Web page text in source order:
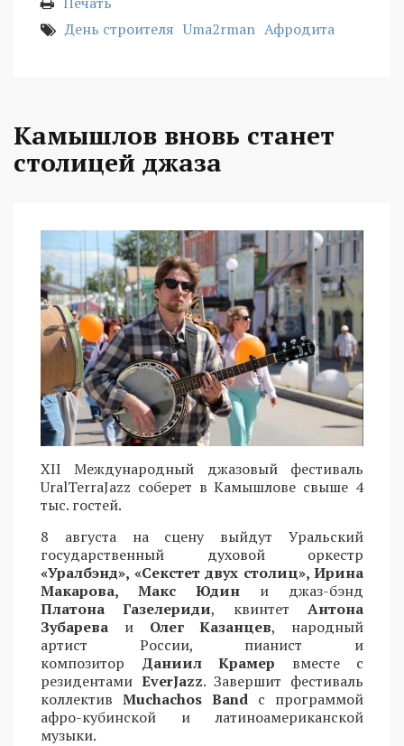
День строителя Uma2rman Афродита
Камышлов вновь станет
столицей джаза
XII Международный джазовый фестиваль
UralTerraJazz соберет в Камышлове свыше 4
тыс. гостей.
8 августа на сцену выйдут Уральский
государственный духовой оркестр
«Уралбэнд», «Секстет двух столиц», Ирина
Макарова, Макс Юдин и джаз-бэнд
Платона Газелериди, квинтетАнтона
Зубарева и Олег Казанцев, народный
артист России, пианист и
композитор Даниил Крамер вместе с
резидентами EverJazz. Завершит фестиваль
коллектив Muchachos Band с программой
афро-кубинской и латиноамериканской
музыки.